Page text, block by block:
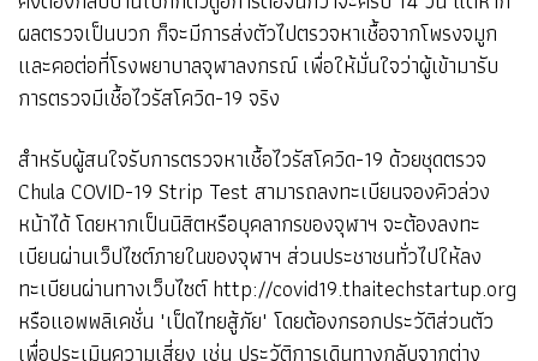
ผลตรวจเป็นบวก ก็จะมีการส่งตัวไปตรวจหาเชื้อจากโพรงจมูก
และคอต่อที่โรงพยาบาลจุฬาลงกรณ์ เพื่อให้มั่นใจว่าผู้เข้ามารับ
การตรวจมีเชื้อไวรัสโควิด-19 จริง
สำหรับผู้สนใจรับการตรวจหาเชื้อไวรัสโควิด-19 ด้วยชุดตรวจ
Chula COVID-19 Strip Test สามารถลงทะเบียนจองคิวล่วง
หน้าได้ โดยหากเป็นนิสิตหรือบุคลากรของจุฬาฯ จะต้องลงทะ
เบียนผ่านเว็ปไซต์ภายในของจุฬาฯ ส่วนประชาชนทั่วไปให้ลง
ทะเบียนผ่านทางเว็บไซต์ http://covid19.thaitechstartup.org
หรือแอพพลิเคชั่น "เป็ดไทยสู้ภัย" โดยต้องกรอกประวัติส่วนตัว
เพื่อประเมินความเสี่ยง เช่น ประวัติการเดินทางกลับจากต่าง